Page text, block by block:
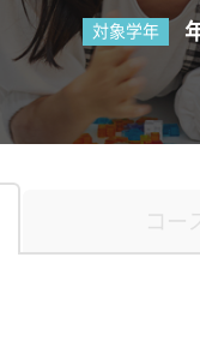
対象学年
コー